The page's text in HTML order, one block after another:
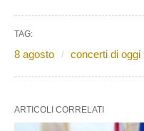
TAG:
8 agosto concerti di oggi
ARTICOLI CORRELATI